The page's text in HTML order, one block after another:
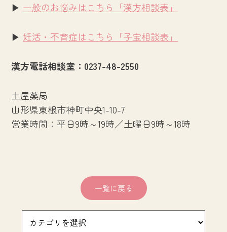
▶ 一般のお悩みはこちら「漢方相談表」
▶ 妊活・不育症はこちら「子宝相談表」
漢方電話相談室：0237-48-2550
土屋薬局
山形県東根市神町中央1-10-7
営業時間：平日9時～19時／土曜日9時～18時
一覧に戻る